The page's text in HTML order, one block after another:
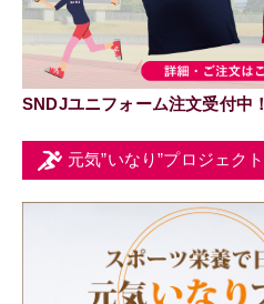
SNDJユニフォーム注文受付中！
元気”いなり”プロジェクト